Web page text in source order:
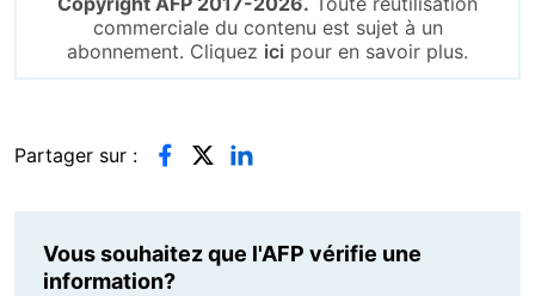
commerciale du contenu est sujet à un
abonnement. Cliquez ici pour en savoir plus.
Partager sur :
Vous souhaitez que l'AFP vérifie une
information?